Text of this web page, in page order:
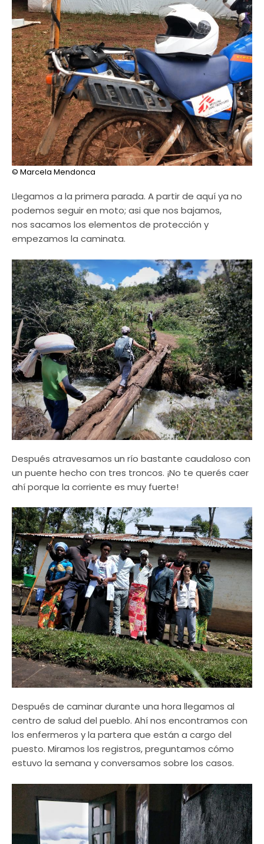
© Marcela Mendonca
Llegamos a la primera parada. A partir de aquí ya no
podemos seguir en moto; asi que nos bajamos,
nos sacamos los elementos de protección y
empezamos la caminata.
Después atravesamos un río bastante caudaloso con
un puente hecho con tres troncos. ¡No te querés caer
ahí porque la corriente es muy fuerte!
Después de caminar durante una hora llegamos al
centro de salud del pueblo. Ahí nos encontramos con
los enfermeros y la partera que están a cargo del
puesto. Miramos los registros, preguntamos cómo
estuvo la semana y conversamos sobre los casos.